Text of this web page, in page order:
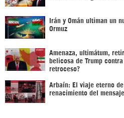
Irán y Omán ultiman un
Ormuz
Amenaza, ultimátum,
belicosa de Trump
retroceso?
Arbaín: El viaje eterno
renacimiento del